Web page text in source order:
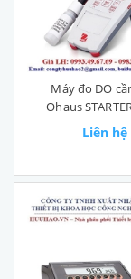
Máy đo DO
Ohaus
Liên hệ